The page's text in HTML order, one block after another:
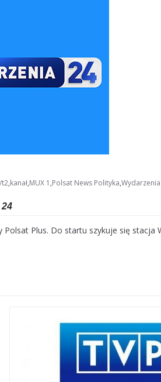
t2,kanał,MUX 1 ,Polsat News Polityka,
Plus. Do startu szykuje się stacja